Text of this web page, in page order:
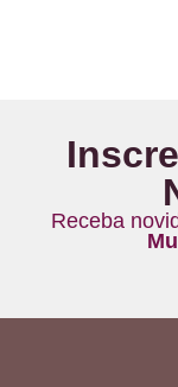
Receba